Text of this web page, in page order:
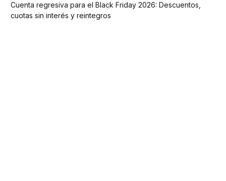
Cuenta regresiva para el Black Friday 2026: Descuentos,
cuotas sin interés y reintegros